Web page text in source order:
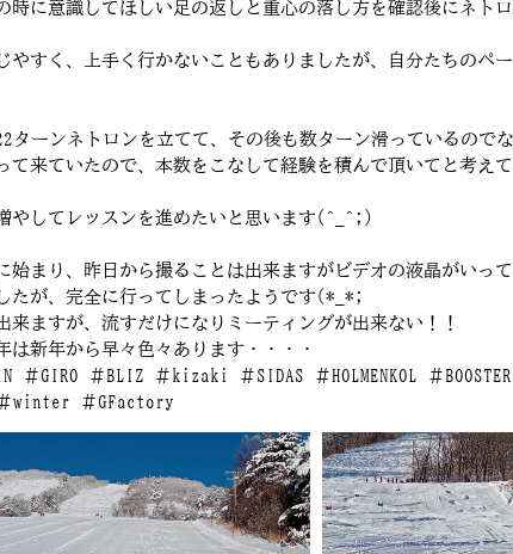
時に意識してほしい足の返しと重心の落し方を確認後にネト
やすく、上手く行かないこともありましたが、自分たちのペ
ターンネトロンを立てて、その後も数ターン滑っているので
来ていたので、本数をこなして経験を積んで頂いてと考えて
やしてレッスンを進めたいと思います(^_^;)
まり、昨日から撮ることは出来ますがビデオの液晶がいって
たが、完全に行ってしまったようです(*_*;
ますが、流すだけになりミーティングが出来ない！！
新年から早々色々あります・・・・
GIRO ＃BLIZ ＃kizaki ＃SIDAS ＃HOLMENKOL ＃
winter ＃GFactory